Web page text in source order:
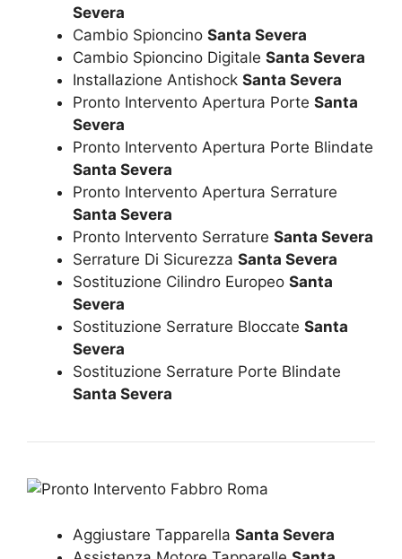
Severa
Cambio Spioncino Santa Severa
Cambio Spioncino Digitale Santa Severa
Installazione Antishock Santa Severa
Pronto Intervento Apertura Porte Santa
Severa
Pronto Intervento Apertura Porte Blindate
Santa Severa
Pronto Intervento Apertura Serrature
Santa Severa
Pronto Intervento Serrature Santa Severa
Serrature Di Sicurezza Santa Severa
Sostituzione Cilindro Europeo Santa
Severa
Sostituzione Serrature Bloccate Santa
Severa
Sostituzione Serrature Porte Blindate
Santa Severa
Aggiustare Tapparella Santa Severa